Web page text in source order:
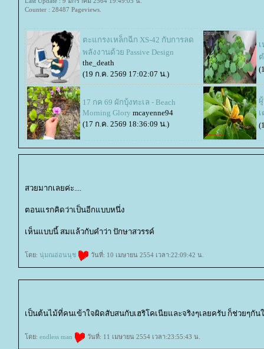
Counter : 28487 Pageviews.
ตะแกรงเหล็กฉีก XS-42 กับการลด
พลังงานด้วย Passive Design
the_death
(19 ก.ค. 2569 17:02:07 น.)
17 กค 69 ผักบุ้งทะเล - Beach
Morning Glory mcayenne94
(17 ก.ค. 2569 18:36:09 น.)
สวยมากเลยค่ะ....
ตอนแรกคิดว่าเป็นอีกแบบหนึ่ง
เห็นแบบนี้ สมแล้วกับคำว่า ปักษาสวรรค์
ดย: นุ่มณอ่อนนุช วันที่: 10 เมษายน 2554 เวลา:22:09:42 น.
เป็นต้นไม้ที่คนเข้าใจผิดสับสนกับเฮริโคเนียและจริงๆเลยครับ ก็ช่วยๆกัน
ดย: endless man วันที่: 11 เมษายน 2554 เวลา:23:55:43 น.